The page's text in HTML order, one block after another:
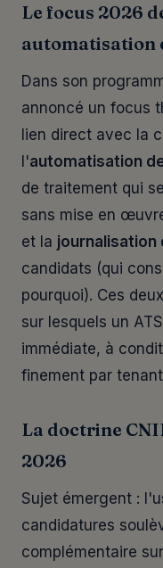
Le focus 2026
automatisation
Dans son
annoncé un focus
lien direct avec la
l'automatisation
de traitement qui
sans mise en
et la journalisation
candidats (qui
pourquoi). Ces
sur lesquels un
immédiate, à
finement par
La doctrine
2026
Sujet émergent :
candidatures
complémentaire